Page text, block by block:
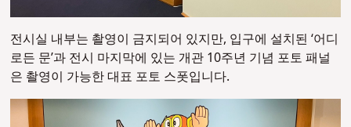
전시실 내부는 촬영이 금지되어 있지만, 입구에 설치된 ‘어디
로든 문’과 전시 마지막에 있는 개관 10주년 기념 포토 패널
은 촬영이 가능한 대표 포토 스폿입니다.